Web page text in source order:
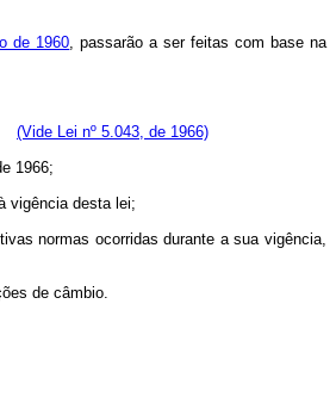
de 1960, passarão a ser feitas com base na
(Vide Lei nº 5.043, de 1966)
1966;
vigência desta lei;
normas ocorridas durante a sua vigência,
de câmbio.